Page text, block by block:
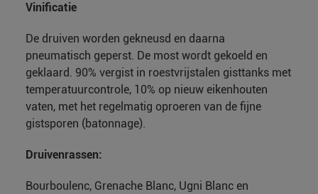
Vinificatie
De druiven worden gekneusd en daarna
pneumatisch geperst. De most wordt gekoeld en
geklaard. 90% vergist in roestvrijstalen gisttanks met
temperatuurcontrole, 10% op nieuw eikenhouten
vaten, met het regelmatig oproeren van de fijne
gistsporen (batonnage).
Druivenrassen:
Bourboulenc, Grenache Blanc, Ugni Blanc en